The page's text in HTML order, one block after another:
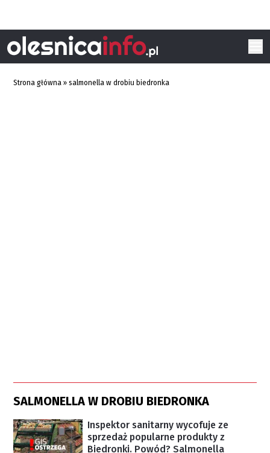
Strona główna »salmonella w drobiu biedronka
SALMONELLA W DROBIU BIEDRONKA
Inspektor sanitarny wycofuje ze
sprzedaż popularne produkty z
Biedronki. Powód? Salmonella